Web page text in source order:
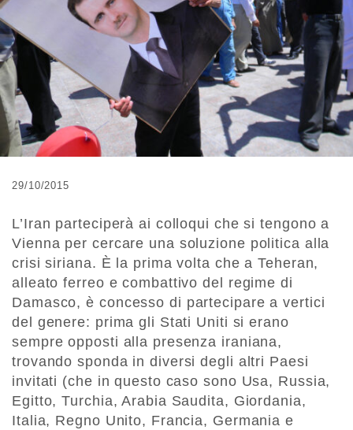
29/10/2015
L’Iran parteciperà ai colloqui che si tengono a
Vienna per cercare una soluzione politica alla
crisi siriana. È la prima volta che a Teheran,
alleato ferreo e combattivo del regime di
Damasco, è concesso di partecipare a vertici
del genere: prima gli Stati Uniti si erano
sempre opposti alla presenza iraniana,
trovando sponda in diversi degli altri Paesi
invitati (che in questo caso sono Usa, Russia,
Egitto, Turchia, Arabia Saudita, Giordania,
Italia, Regno Unito, Francia, Germania e